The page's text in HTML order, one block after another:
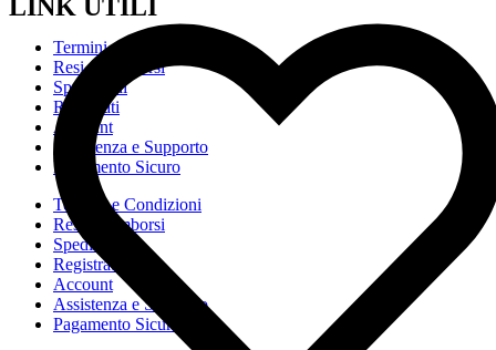
LINK UTILI
Termini e Condizioni
Resi e Rimborsi
Spedizioni
Registrati
Account
Assistenza e Supporto
Pagamento Sicuro
Termini e Condizioni
Resi e Rimborsi
Spedizioni
Registrati
Account
Assistenza e Supporto
Pagamento Sicuro